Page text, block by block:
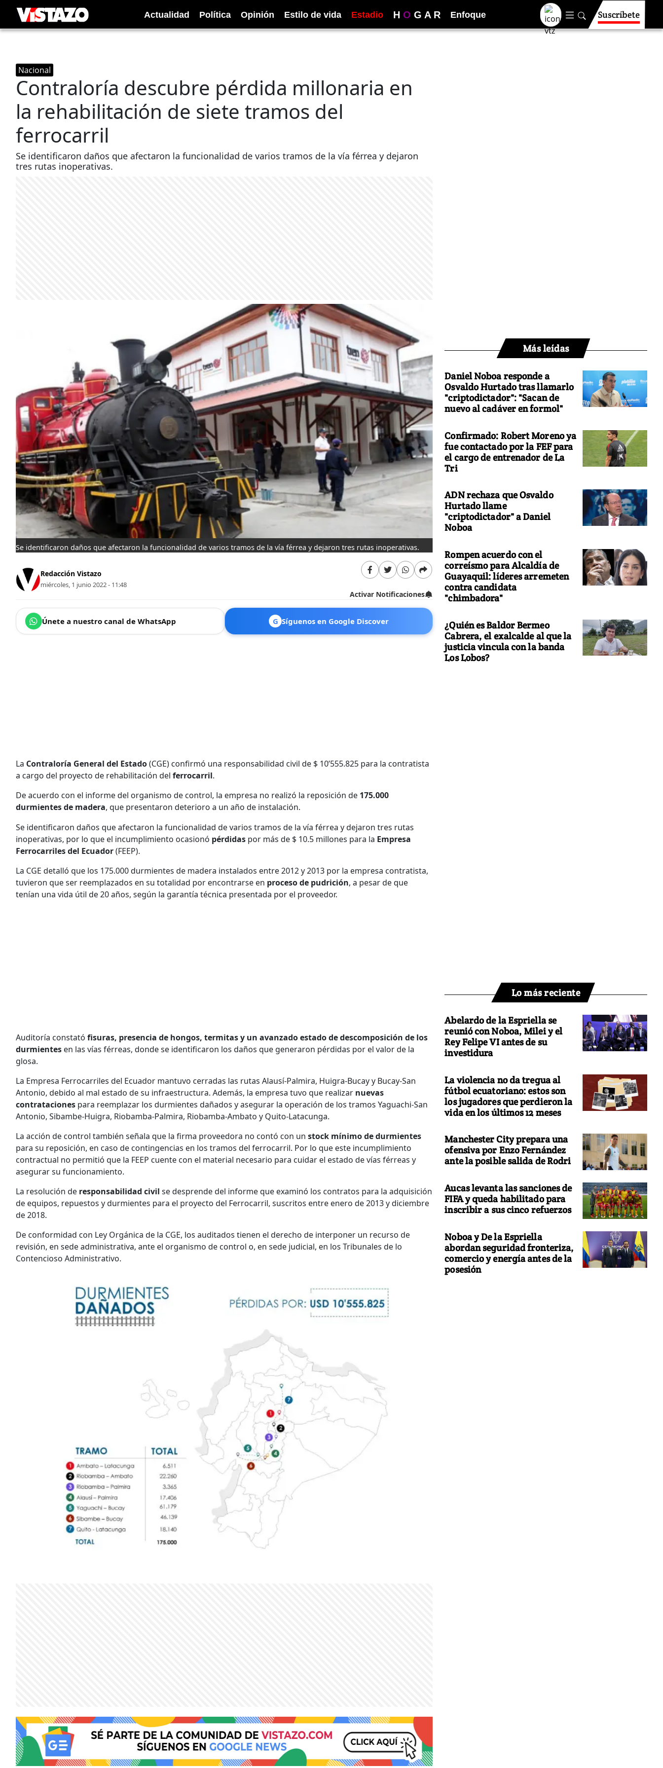
Actualidad Política Opinión Estilo de vida Estadio H O G A R Enfoque Suscríbete
Nacional
Contraloría descubre pérdida millonaria en
la rehabilitación de siete tramos del
ferrocarril
Se identificaron daños que afectaron la funcionalidad de varios tramos de la vía férrea y dejaron
tres rutas inoperativas.
Se identificaron daños que afectaron la funcionalidad de varios tramos de la vía férrea y dejaron tres rutas inoperativas.
Redacción Vistazo
miércoles, 1 junio 2022 - 11:48
Activar Notificaciones
Únete a nuestro canal de WhatsApp G Síguenos en Google Discover
La Contraloría General del Estado(CGE) confirmó una responsabilidad civil de $ 10’555.825 para la contratista
a cargo del proyecto de rehabilitación del ferrocarril.
De acuerdo con el informe del organismo de control, la empresa no realizó la reposición de 175.000
durmientes de madera, que presentaron deterioro a un año de instalación.
Se identificaron daños que afectaron la funcionalidad de varios tramos de la vía férrea y dejaron tres rutas
inoperativas, por lo que el incumplimiento ocasionó pérdidas por más de $ 10.5 millones para la Empresa
Ferrocarriles del Ecuador(FEEP).
La CGE detalló que los 175.000 durmientes de madera instalados entre 2012 y 2013 por la empresa contratista,
tuvieron que ser reemplazados en su totalidad por encontrarse en proceso de pudrición, a pesar de que
tenían una vida útil de 20 años, según la garantía técnica presentada por el proveedor.
Auditoría constató fisuras, presencia de hongos, termitas y un avanzado estado de descomposición de los
durmientes en las vías férreas, donde se identificaron los daños que generaron pérdidas por el valor de la
glosa.
La Empresa Ferrocarriles del Ecuador mantuvo cerradas las rutas Alausí-Palmira, Huigra-Bucay y Bucay-San
Antonio, debido al mal estado de su infraestructura. Además, la empresa tuvo que realizar nuevas
contrataciones para reemplazar los durmientes dañados y asegurar la operación de los tramos Yaguachi-San
Antonio, Sibambe-Huigra, Riobamba-Palmira, Riobamba-Ambato y Quito-Latacunga.
La acción de control también señala que la firma proveedora no contó con un stock mínimo de durmientes
para su reposición, en caso de contingencias en los tramos del ferrocarril. Por lo que este incumplimiento
contractual no permitió que la FEEP cuente con el material necesario para cuidar el estado de vías férreas y
asegurar su funcionamiento.
La resolución de responsabilidad civil se desprende del informe que examinó los contratos para la adquisición
de equipos, repuestos y durmientes para el proyecto del Ferrocarril, suscritos entre enero de 2013 y diciembre
de 2018.
De conformidad con Ley Orgánica de la CGE, los auditados tienen el derecho de interponer un recurso de
revisión, en sede administrativa, ante el organismo de control o, en sede judicial, en los Tribunales de lo
Contencioso Administrativo.
Más leídas
Daniel Noboa responde a
Osvaldo Hurtado tras llamarlo
"criptodictador": "Sacan de
nuevo al cadáver en formol"
Confirmado: Robert Moreno ya
fue contactado por la FEF para
el cargo de entrenador de La
Tri
ADN rechaza que Osvaldo
Hurtado llame
"criptodictador" a Daniel
Noboa
Rompen acuerdo con el
correísmo para Alcaldía de
Guayaquil: líderes arremeten
contra candidata
"chimbadora"
¿Quién es Baldor Bermeo
Cabrera, el exalcalde al que la
justicia vincula con la banda
Los Lobos?
Lo más reciente
Abelardo de la Espriella se
reunió con Noboa, Milei y el
Rey Felipe VI antes de su
investidura
La violencia no da tregua al
fútbol ecuatoriano: estos son
los jugadores que perdieron la
vida en los últimos 12 meses
Manchester City prepara una
ofensiva por Enzo Fernández
ante la posible salida de Rodri
Aucas levanta las sanciones de
FIFA y queda habilitado para
inscribir a sus cinco refuerzos
Noboa y De la Espriella
abordan seguridad fronteriza,
comercio y energía antes de la
posesión